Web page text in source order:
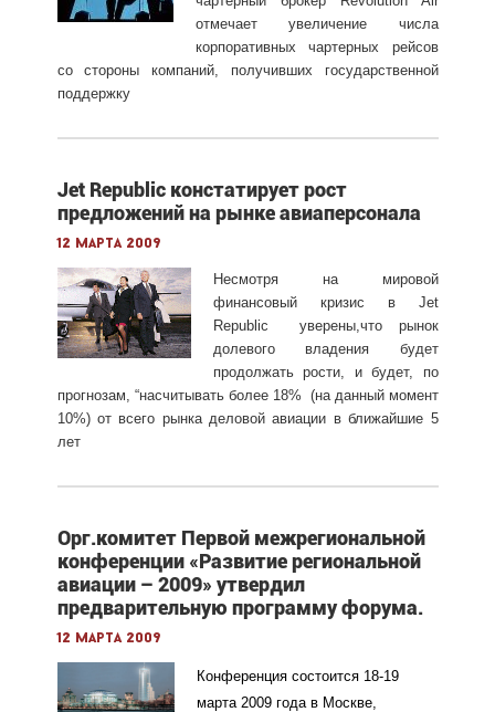
отмечает увеличение числа
корпоративных чартерных рейсов
со стороны компаний, получивших государственной
поддержку
Jet Republic констатирует рост
предложений на рынке авиаперсонала
12 марта 2009
Несмотря на мировой
финансовый кризис в Jet
Republic уверены,что рынок
долевого владения будет
продолжать рости, и будет, по
прогнозам, “насчитывать более 18% (на данный момент
10%) от всего рынка деловой авиации в ближайшие 5
лет
Орг.комитет Первой межрегиональной
конференции «Развитие региональной
авиации – 2009» утвердил
предварительную программу форума.
12 марта 2009
Конференция состоится 18-19
марта 2009 года в Москве,